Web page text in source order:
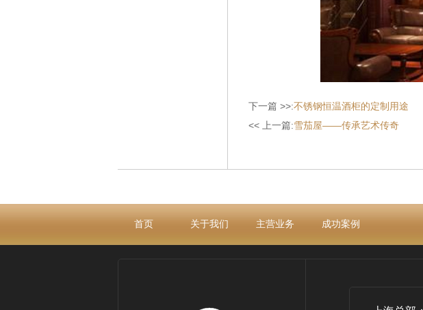
下一篇 >>:不锈钢恒温酒柜的定制用途
<< 上一篇:雪茄屋——传承艺术传奇
首页 关于我们 主营业务 成功案例